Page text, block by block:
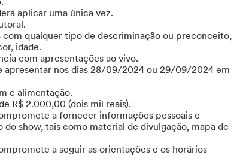
aplicar uma única vez.
com qualquer tipo de descriminação ou preconceito,
idade.
com apresentações ao vivo.
apresentar nos dias 28/09/2024 ou 29/09/2024 em
e alimentação.
R$ 2.000,00 (dois mil reais).
a fornecer informações pessoais e
do show, tais como material de divulgação, mapa de
a seguir as orientações e os horários